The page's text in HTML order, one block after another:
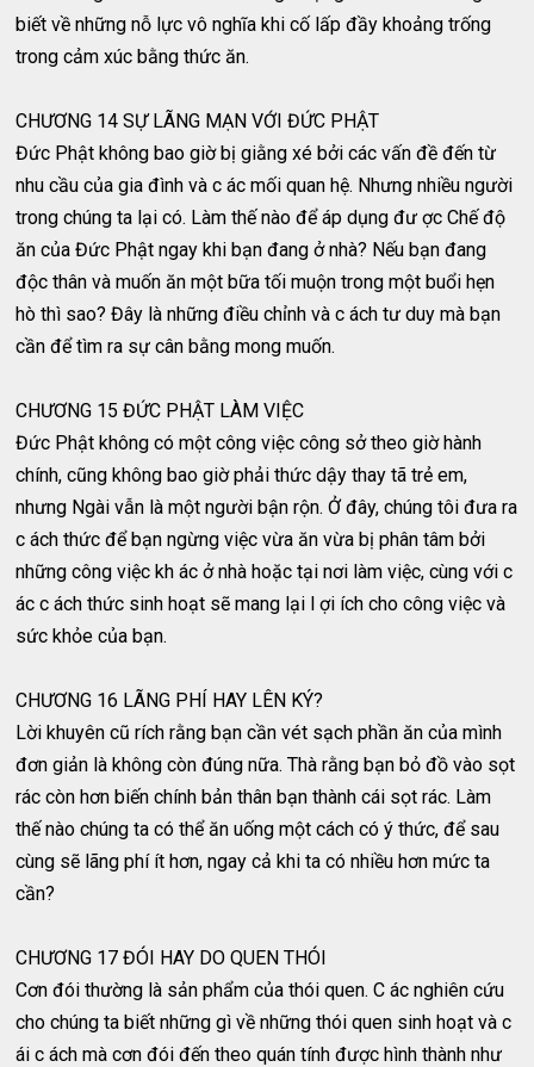
biết về những nỗ lực vô nghĩa khi cố lấp đầy khoảng trống
trong cảm xúc bằng thức ăn.
CHƯƠNG 14 SỰ LÃNG MẠN VỚI ĐỨC PHẬT
Đức Phật không bao giờ bị giằng xé bởi các vấn đề đến từ
nhu cầu của gia đình và c ác mối quan hệ. Nhưng nhiều người
trong chúng ta lại có. Làm thế nào để áp dụng đư ợc Chế độ
ăn của Đức Phật ngay khi bạn đang ở nhà? Nếu bạn đang
độc thân và muốn ăn một bữa tối muộn trong một buổi hẹn
hò thì sao? Đây là những điều chỉnh và c ách tư duy mà bạn
cần để tìm ra sự cân bằng mong muốn.
CHƯƠNG 15 ĐỨC PHẬT LÀM VIỆC
Đức Phật không có một công việc công sở theo giờ hành
chính, cũng không bao giờ phải thức dậy thay tã trẻ em,
nhưng Ngài vẫn là một người bận rộn. Ở đây, chúng tôi đưa ra
c ách thức để bạn ngừng việc vừa ăn vừa bị phân tâm bởi
những công việc kh ác ở nhà hoặc tại nơi làm việc, cùng với c
ác c ách thức sinh hoạt sẽ mang lại l ợi ích cho công việc và
sức khỏe của bạn.
CHƯƠNG 16 LÃNG PHÍ HAY LÊN KÝ?
Lời khuyên cũ rích rằng bạn cần vét sạch phần ăn của mình
đơn giản là không còn đúng nữa. Thà rằng bạn bỏ đồ vào sọt
rác còn hơn biến chính bản thân bạn thành cái sọt rác. Làm
thế nào chúng ta có thể ăn uống một cách có ý thức, để sau
cùng sẽ lãng phí ít hơn, ngay cả khi ta có nhiều hơn mức ta
cần?
CHƯƠNG 17 ĐÓI HAY DO QUEN THÓI
Cơn đói thường là sản phẩm của thói quen. C ác nghiên cứu
cho chúng ta biết những gì về những thói quen sinh hoạt và c
ái c ách mà cơn đói đến theo quán tính được hình thành như